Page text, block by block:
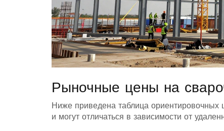
Рыночные цены на
Ниже приведена таблица ориентировочных
и могут отличаться в зависимости от